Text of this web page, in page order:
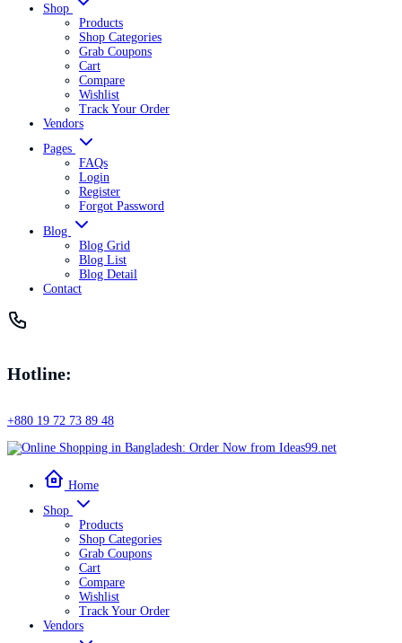
Shop
Products
Shop Categories
Grab Coupons
Cart
Compare
Wishlist
Track Your Order
Vendors
Pages
FAQs
Login
Register
Forgot Password
Blog
Blog Grid
Blog List
Blog Detail
Contact
Hotline:
+880 19 72 73 89 48
Home
Shop
Products
Shop Categories
Grab Coupons
Cart
Compare
Wishlist
Track Your Order
Vendors